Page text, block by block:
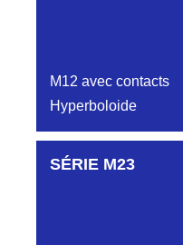
M12 avec contacts
Hyperboloide
Aucune pièce
SÉRIE M23